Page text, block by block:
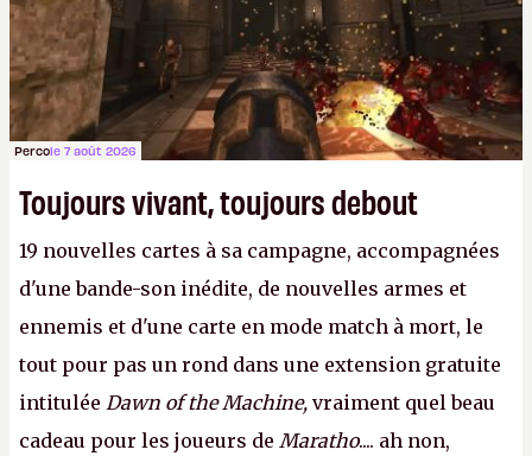
Percole 7 août 2026
Toujours vivant, toujours debout
19 nouvelles cartes à sa campagne, accompagnées
d'une bande-son inédite, de nouvelles armes et
ennemis et d'une carte en mode match à mort, le
tout pour pas un rond dans une extension gratuite
intitulée Dawn of the Machine, vraiment quel beau
cadeau pour les joueurs de Maratho.... ah non,